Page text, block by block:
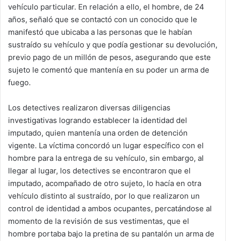
vehículo particular. En relación a ello, el hombre, de 24
años, señaló que se contactó con un conocido que le
manifestó que ubicaba a las personas que le habían
sustraído su vehículo y que podía gestionar su devolución,
previo pago de un millón de pesos, asegurando que este
sujeto le comentó que mantenía en su poder un arma de
fuego.
Los detectives realizaron diversas diligencias
investigativas logrando establecer la identidad del
imputado, quien mantenía una orden de detención
vigente. La víctima concordó un lugar específico con el
hombre para la entrega de su vehículo, sin embargo, al
llegar al lugar, los detectives se encontraron que el
imputado, acompañado de otro sujeto, lo hacía en otra
vehículo distinto al sustraído, por lo que realizaron un
control de identidad a ambos ocupantes, percatándose al
momento de la revisión de sus vestimentas, que el
hombre portaba bajo la pretina de su pantalón un arma de